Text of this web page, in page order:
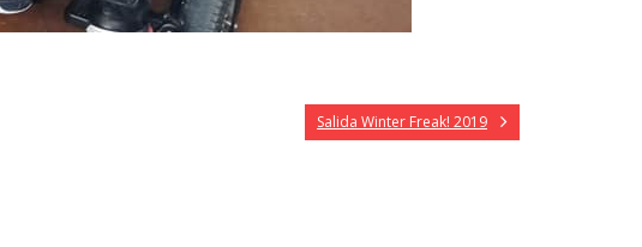
Salida Winter Freak! 2019